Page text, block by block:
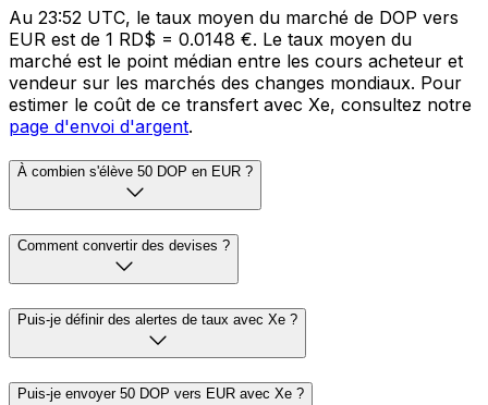
Au 23:52 UTC, le taux moyen du marché de DOP vers
EUR est de 1 RD$ = 0.0148 €. Le taux moyen du
marché est le point médian entre les cours acheteur et
vendeur sur les marchés des changes mondiaux. Pour
estimer le coût de ce transfert avec Xe, consultez notre
page d'envoi d'argent.
À combien s'élève 50 DOP en EUR ?
Comment convertir des devises ?
Puis-je définir des alertes de taux avec Xe ?
Puis-je envoyer 50 DOP vers EUR avec Xe ?